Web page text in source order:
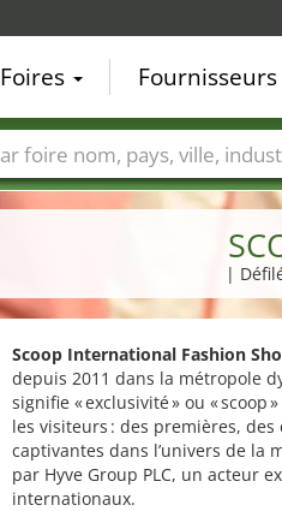
|
Scoop International Fashion
depuis 2011 dans la métropole
signifie « exclusivité » ou «
les visiteurs : des premières,
captivantes dans l’univers de la
par Hyve Group PLC, un acteur
internationaux.
Foires Fournisseurs
Pays Villes Secteurs